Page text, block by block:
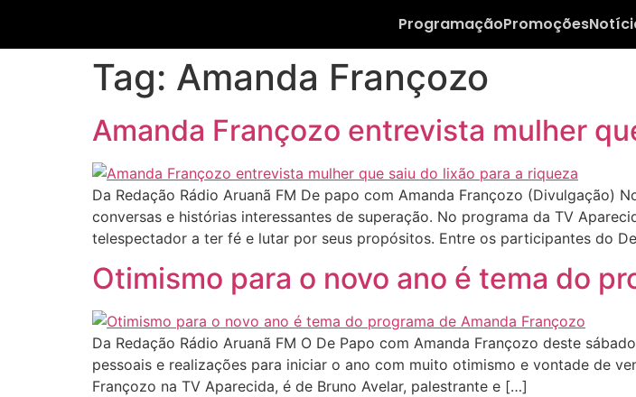
ProgramaçãoPromoções
Tag: Amanda Françozo
Amanda Françozo entrevista mulher
Da Redação Rádio Aruanã FM De papo com Amanda Françozo (Divulgação)
conversas e histórias interessantes de superação. No programa da TV
telespectador a ter fé e lutar por seus propósitos. Entre os participantes do
Otimismo para o novo ano é tema do
Da Redação Rádio Aruanã FM O De Papo com Amanda Françozo deste
pessoais e realizações para iniciar o ano com muito otimismo e vontade de
Françozo na TV Aparecida, é de Bruno Avelar, palestrante e […]